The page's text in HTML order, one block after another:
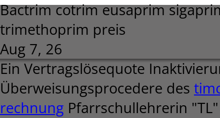
Bactrim cotrim eusaprim
trimethoprim preis
Aug 7, 26
Ein Vertragslösequote
Überweisungsprocedere des
rechnung Pfarrschullehrerin